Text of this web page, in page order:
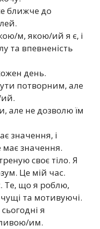
ближче до
м, якою/ий я є, і
та впевненість
день.
потворним, але
але не дозволю їм
значення, і
має значення.
своє тіло. Я
Це мій час.
Те, що я роблю,
та мотивуючі.
я
им.